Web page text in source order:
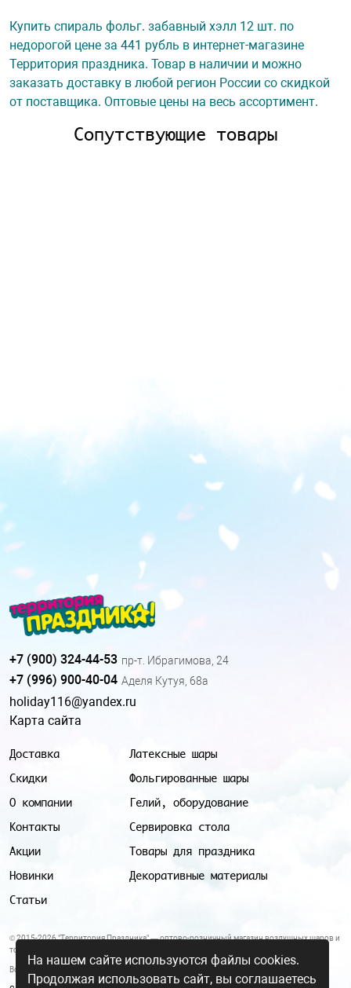
Купить спираль фольг. забавный хэлл 12 шт. по
недорогой цене за 441 рубль в интернет-магазине
Территория праздника. Товар в наличии и можно
заказать доставку в любой регион России со скидкой
от поставщика. Оптовые цены на весь ассортимент.
Сопутствующие товары
Доставка
Скидки
О компании
Контакты
Акции
Новинки
Статьи
Латексные шары
Фольгированные шары
Гелий, оборудование
Сервировка стола
Товары для праздника
Декоративные материалы
+7 (900) 324-44-53 пр-т. Ибрагимова, 24
+7 (996) 900-40-04 Аделя Кутуя, 68а
holiday116@yandex.ru
Карта сайта
© 2015-2026 "Территория Праздника" — оптово-розничный магазин воздушных шаров и
товаров для праздника.
Все цены и условия, указанные на данном сайте, не являются публичной офертой.
На нашем сайте используются файлы cookies.
Продолжая использовать сайт, вы соглашаетесь